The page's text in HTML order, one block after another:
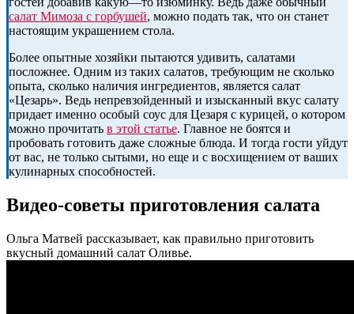
салат Мимоза с горбушей, можно подать так, что он станет
настоящим украшением стола.
Более опытные хозяйки пытаются удивить, салатами
посложнее. Одним из таких салатов, требующим не сколько
опыта, сколько наличия ингредиентов, является салат
«Цезарь». Ведь непревзойденный и изысканный вкус салату
придает именно особый соус для Цезаря с курицей, о котором
можно прочитать в этой статье. Главное не боятся и
пробовать готовить даже сложные блюда. И тогда гости уйдут
от вас, не только сытыми, но еще и с восхищением от ваших
кулинарных способностей.
Видео-советы приготовления салата
Ольга Матвей рассказывает, как правильно приготовить
вкусный домашний салат Оливье.